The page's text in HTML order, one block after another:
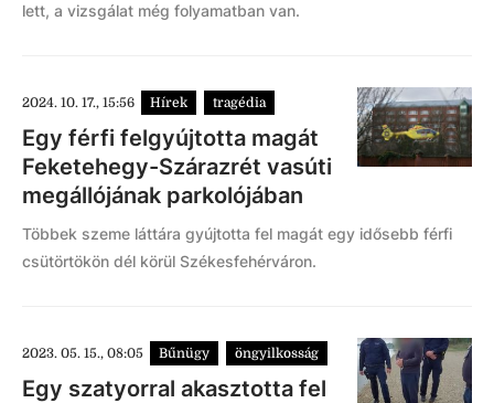
lett, a vizsgálat még folyamatban van.
2024. 10. 17., 15:56 Hírek tragédia
Egy férfi felgyújtotta magát
Feketehegy-Szárazrét vasúti
megállójának parkolójában
Többek szeme láttára gyújtotta fel magát egy idősebb férfi
csütörtökön dél körül Székesfehérváron.
2023. 05. 15., 08:05 Bűnügy öngyilkosság
Egy szatyorral akasztotta fel